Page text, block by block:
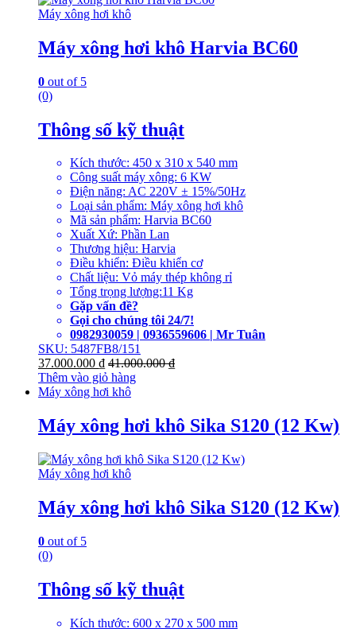
Máy xông hơi khô
Máy xông hơi khô Harvia BC60
0 out of 5
(0)
Thông số kỹ thuật
Kích thước: 450 x 310 x 540 mm
Công suất máy xông: 6 KW
Điện năng: AC 220V ± 15%/50Hz
Loại sản phẩm: Máy xông hơi khô
Mã sản phẩm: Harvia BC60
Xuất Xứ: Phần Lan
Thương hiệu: Harvia
Điều khiển: Điều khiển cơ
Chất liệu: Vỏ máy thép không rỉ
Tổng trọng lượng:11 Kg
Gặp vấn đề?
Gọi cho chúng tôi 24/7!
0982930059 | 0936559606 | Mr Tuân
SKU: 5487FB8/151
37.000.000 ₫ 41.000.000₫
Thêm vào giỏ hàng
Máy xông hơi khô
Máy xông hơi khô Sika S120 (12 Kw)
Máy xông hơi khô
Máy xông hơi khô Sika S120 (12 Kw)
0 out of 5
(0)
Thông số kỹ thuật
Kích thước: 600 x 270 x 500 mm